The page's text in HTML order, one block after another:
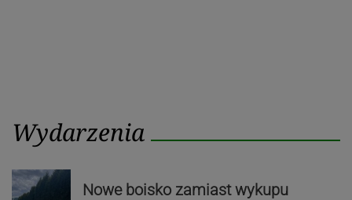
Wydarzenia
Nowe boisko zamiast wykupu